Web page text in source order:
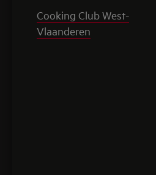
Cooking Club West-
Vlaanderen